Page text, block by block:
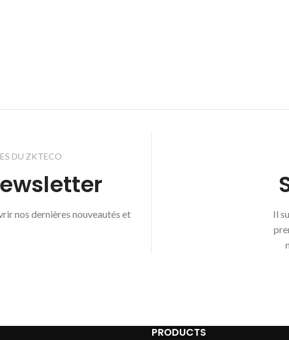
DU ZKTECO
nos dernières nouveautés et
Il
PRODUCTS